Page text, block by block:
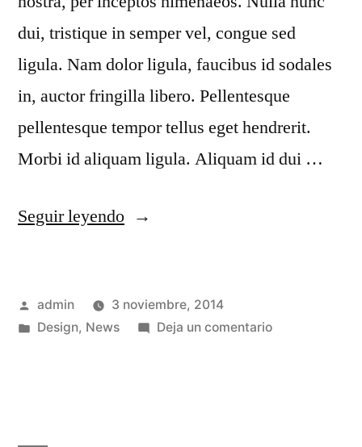
dui, tristique in semper vel, congue sed
ligula. Nam dolor ligula, faucibus id sodales
in, auctor fringilla libero. Pellentesque
pellentesque tempor tellus eget hendrerit.
Morbi id aliquam ligula. Aliquam id dui …
Seguir leyendo
admin
3 noviembre, 2014
Design, News Deja un comentario